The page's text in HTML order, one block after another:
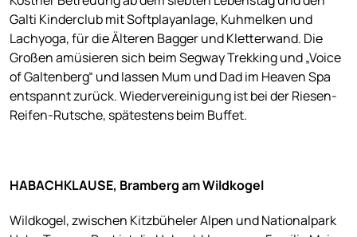
Galti Kinderclub mit Softplayanlage, Kuhmelken und
Lachyoga, für die Älteren Bagger und Kletterwand. Die
Großen amüsieren sich beim Segway Trekking und „Voice
of Galtenberg“ und lassen Mum und Dad im Heaven Spa
entspannt zurück. Wiedervereinigung ist bei der Riesen-
Reifen-Rutsche, spätestens beim Buffet.
HABACHKLAUSE, Bramberg am Wildkogel
Wildkogel, zwischen Kitzbüheler Alpen und Nationalpark